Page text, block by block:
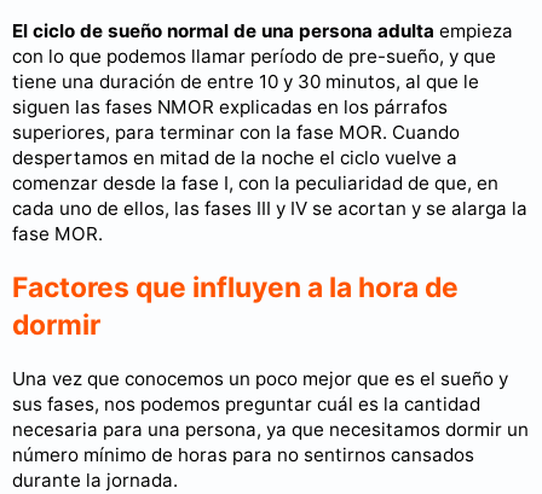
El ciclo de sueño normal de una persona adulta empieza
con lo que podemos llamar período de pre-sueño, y que
tiene una duración de entre 10 y 30 minutos, al que le
siguen las fases NMOR explicadas en los párrafos
superiores, para terminar con la fase MOR. Cuando
despertamos en mitad de la noche el ciclo vuelve a
comenzar desde la fase I, con la peculiaridad de que, en
cada uno de ellos, las fases III y IV se acortan y se alarga la
fase MOR.
Factores que influyen a la hora de
dormir
Una vez que conocemos un poco mejor que es el sueño y
sus fases, nos podemos preguntar cuál es la cantidad
necesaria para una persona, ya que necesitamos dormir un
número mínimo de horas para no sentirnos cansados
durante la jornada.